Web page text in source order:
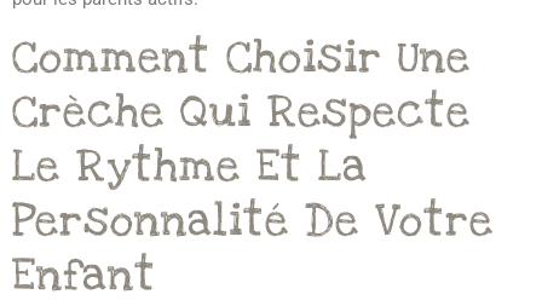
Comment Choisir Une
Crèche Qui Respecte
Le Rythme Et La
Personnalité De Votre
Enfant